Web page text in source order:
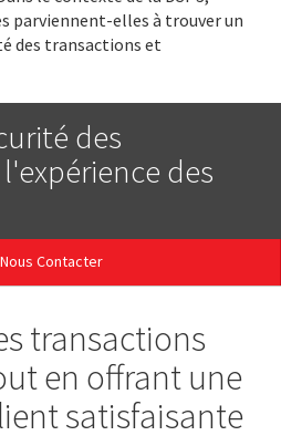
parviennent-elles à trouver un
des transactions et
des
des
Nous Contacter
transactions
en offrant une
satisfaisante